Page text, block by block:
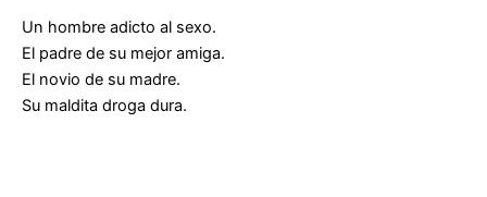
Un hombre adicto al sexo.
El padre de su mejor amiga.
El novio de su madre.
Su maldita droga dura.